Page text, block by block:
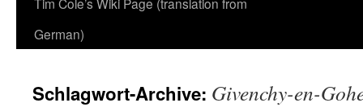
German)
Schlagwort-Archive: Givenchy-en-